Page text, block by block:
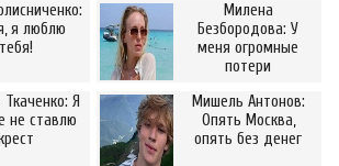
я люблю
тебя!
Милена
Безбородова: У
меня огромные
потери
Я
не ставлю
Мишель Антонов:
Опять Москва,
опять без денег